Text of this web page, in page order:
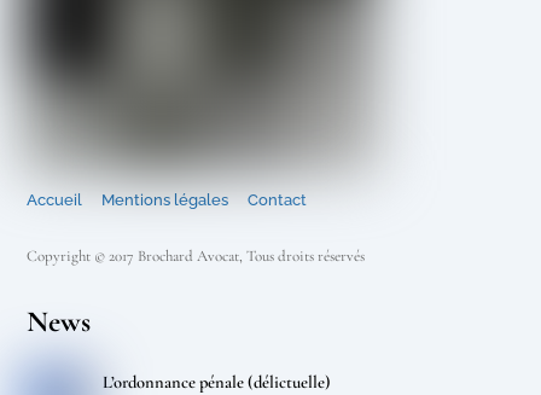
Accueil Mentions légales Contact
Copyright © 2017 Brochard Avocat, Tous droits réservés
News
L’ordonnance pénale (délictuelle)